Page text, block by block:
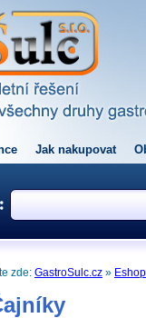
Jak nakupovat
zde:GastroSulc.cz » Eshop